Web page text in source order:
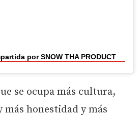
se ocupa más cultura,
honestidad y más